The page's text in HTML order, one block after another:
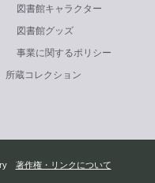
図書館キャラクター
図書館グッズ
事業に関するポリシー
所蔵コレクション
著作権・リンクについて